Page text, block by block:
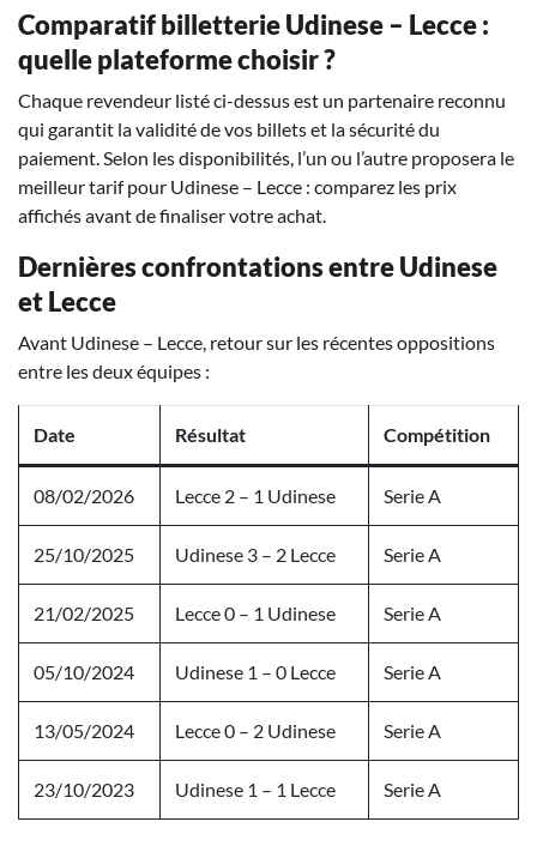
Comparatif billetterie Udinese – Lecce :
quelle plateforme choisir ?
Chaque revendeur listé ci-dessus est un partenaire reconnu
qui garantit la validité de vos billets et la sécurité du
paiement. Selon les disponibilités, l’un ou l’autre proposera le
meilleur tarif pour Udinese – Lecce : comparez les prix
affichés avant de finaliser votre achat.
Dernières confrontations entre Udinese
et Lecce
Avant Udinese – Lecce, retour sur les récentes oppositions
entre les deux équipes :
Date Résultat Compétition
08/02/2026 Lecce 2 – 1 Udinese Serie A
25/10/2025 Udinese 3 – 2 Lecce Serie A
21/02/2025 Lecce 0 – 1 Udinese Serie A
05/10/2024 Udinese 1 – 0 Lecce Serie A
13/05/2024 Lecce 0 – 2 Udinese Serie A
23/10/2023 Udinese 1 – 1 Lecce Serie A